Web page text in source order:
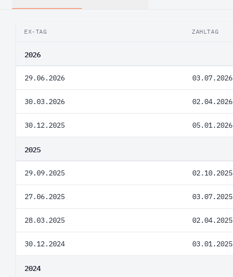
EX-TAG ZAHLTAG
2026
29.06.2026 03.07.2026
30.03.2026 02.04.2026
30.12.2025 05.01.2026
2025
29.09.2025 02.10.2025
27.06.2025 03.07.2025
28.03.2025 02.04.2025
30.12.2024 03.01.2025
2024